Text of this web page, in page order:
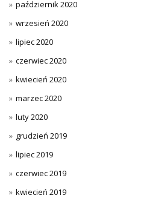
październik 2020
wrzesień 2020
lipiec 2020
czerwiec 2020
kwiecień 2020
marzec 2020
luty 2020
grudzień 2019
lipiec 2019
czerwiec 2019
kwiecień 2019